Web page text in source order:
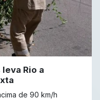
Rio a
de 90 km/h